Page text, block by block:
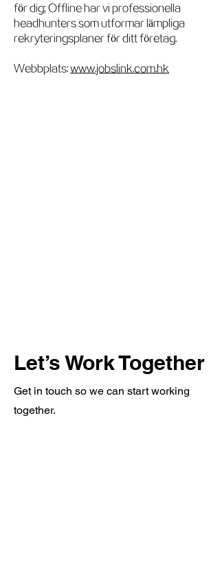
för dig; Offline har vi professionella
headhunters som utformar lämpliga
rekryteringsplaner för ditt företag.
Webbplats:www.jobslink.com.hk
Let’s Work Together
Get in touch so we can start working
together.